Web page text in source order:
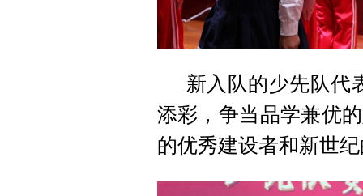
新入队的少先队代
添彩，争当品学兼优
的优秀建设者和新世